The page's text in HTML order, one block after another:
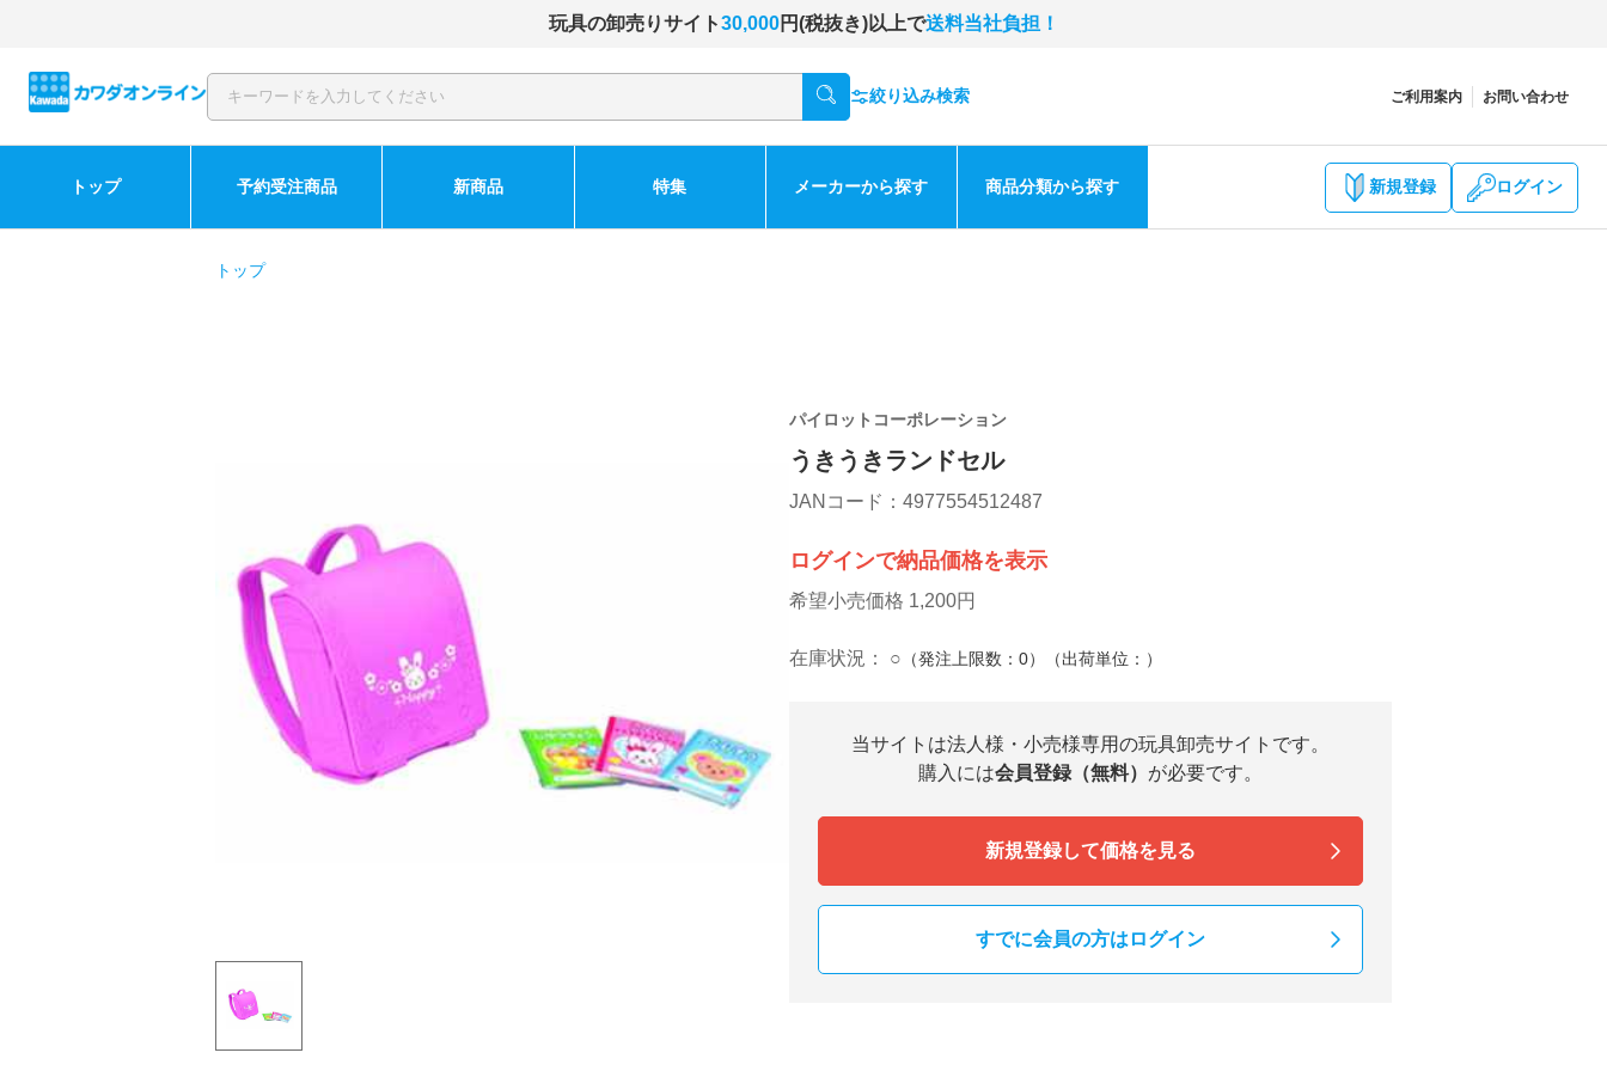
玩具の卸売りサイト30,000円(税抜き)以上で送料当社負担！
絞り込み検索 ご利用案内 お問い合わせ
トップ 予約受注商品 新商品 特集 メーカーから探す 商品分類から探す 新規登録 ログイン
トップ
パイロットコーポレーション
うきうきランドセル
JANコード：4977554512487
ログインで納品価格を表示
希望小売価格 1,200円
在庫状況： ○ （発注上限数：0）（出荷単位：）
当サイトは法人様・小売様専用の玩具卸売サイトです。
購入には会員登録（無料） が必要です。
新規登録して価格を見る
すでに会員の方はログイン